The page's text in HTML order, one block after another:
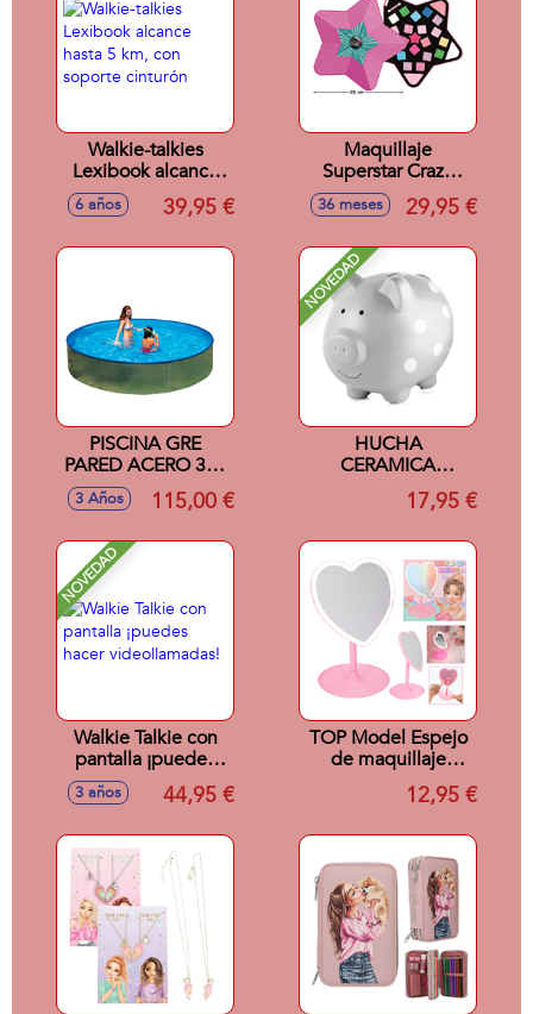
Walkie-talkies
Lexibook alcance
hasta 5 km, con
soporte cinturón
6 años 39,95 €
Maquillaje
Superstar Crazy
Chic con forma de
Estrella 28 cm
36 meses 29,95 €
PISCINA GRE
PARED ACERO 300
X 62
3 Años 115,00 €
NOVEDAD
HUCHA
CERAMICA
CERDITO GRIS
PEARHEAD17,95 €
NOVEDAD
Walkie Talkie con
pantalla ¡puedes
hacer
videollamadas!
3 años 44,95 €
TOP Model Espejo
de maquillaje
BEAUTY and ME
12,95 €